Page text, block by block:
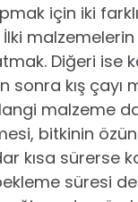
için iki
malzemelerin
Diğeri ise
sonra kış çayı
malzeme
bitkinin
kısa sürerse
süresi